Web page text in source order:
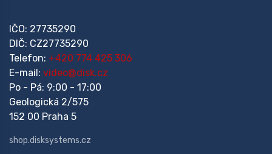
IČO: 27735290
DIČ: CZ27735290
Telefon: +420 774 425 306
E-mail: video@disk.cz
Po - Pá: 9:00 - 17:00
Geologická 2/575
152 00 Praha 5
shop.disksystems.cz